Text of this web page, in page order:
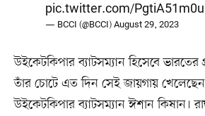
pic.twitter.com/PgtiA51m0u
— BCCI (@BCCI)August 29, 2023
উইকেটকিপার ব্যাটসম্যান হিসেবে
তাঁর চোটে এত দিন সেই জায়গায়
উইকেটকিপার ব্যাটসম্যান ঈশান কিষান।